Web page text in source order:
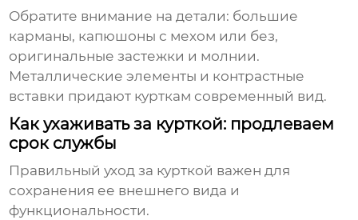
Обратите внимание на детали: большие
карманы, капюшоны с мехом или без,
оригинальные застежки и молнии.
Металлические элементы и контрастные
вставки придают курткам современный вид.
Как ухаживать за курткой: продлеваем
срок службы
Правильный уход за курткой важен для
сохранения ее внешнего вида и
функциональности.